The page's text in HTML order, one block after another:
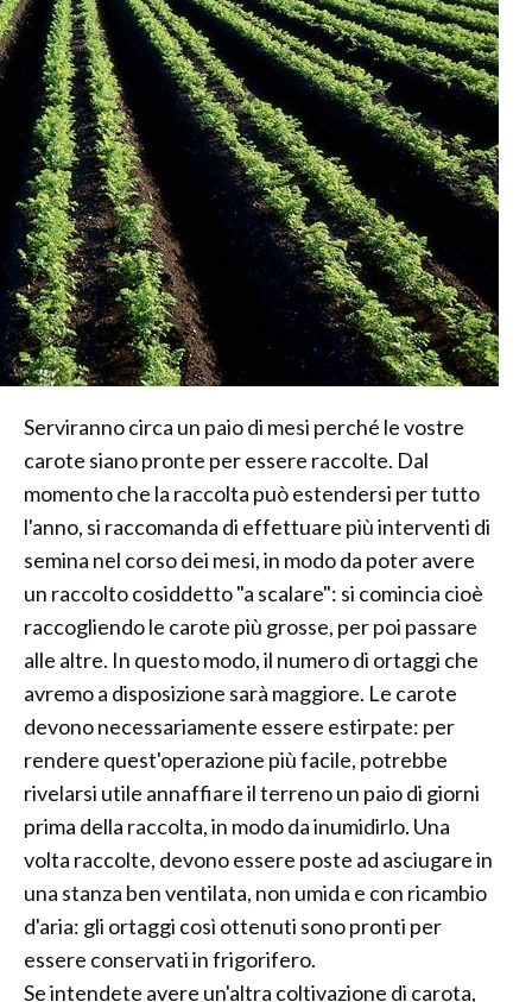
Serviranno circa un paio di mesi perché le vostre
carote siano pronte per essere raccolte. Dal
momento che la raccolta può estendersi per tutto
l'anno, si raccomanda di effettuare più interventi di
semina nel corso dei mesi, in modo da poter avere
un raccolto cosiddetto "a scalare": si comincia cioè
raccogliendo le carote più grosse, per poi passare
alle altre. In questo modo, il numero di ortaggi che
avremo a disposizione sarà maggiore. Le carote
devono necessariamente essere estirpate: per
rendere quest'operazione più facile, potrebbe
rivelarsi utile annaffiare il terreno un paio di giorni
prima della raccolta, in modo da inumidirlo. Una
volta raccolte, devono essere poste ad asciugare in
una stanza ben ventilata, non umida e con ricambio
d'aria: gli ortaggi così ottenuti sono pronti per
essere conservati in frigorifero.
Se intendete avere un'altra coltivazione di carota,